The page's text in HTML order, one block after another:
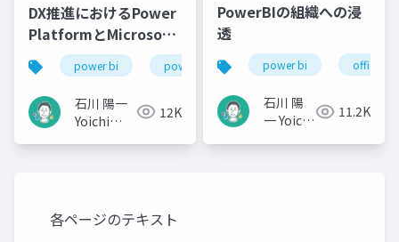
DX推進におけるPower
PlatformとMicrosoft
365の活用戦略
power bi power platform microsoft 365
石川 陽一
Yoichi
12K
PowerBIの組織への浸
透
power bi office
石川 陽
一 Yoichi
11.2K
各ページのテキスト